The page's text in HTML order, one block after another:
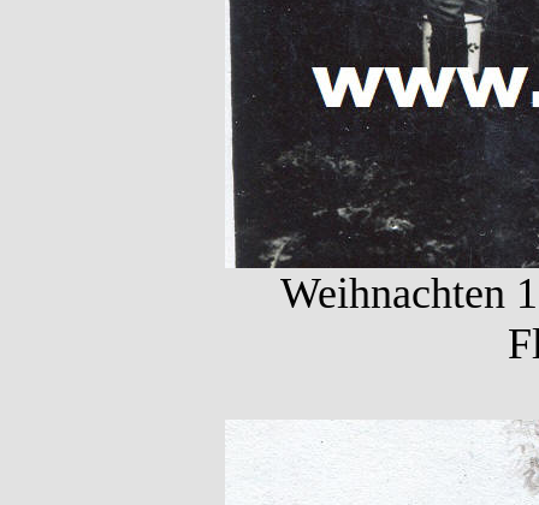
Weihnachten